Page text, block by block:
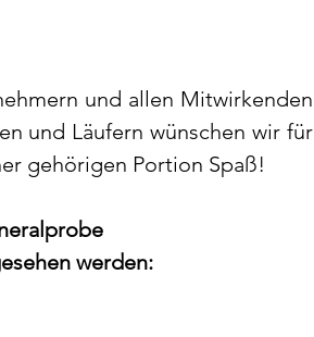
und allen Mitwirkenden
und Läufern wünschen wir für
gehörigen Portion Spaß!
werden: